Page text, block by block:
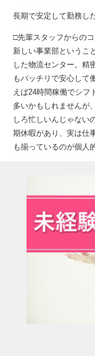
長期で安定して勤務し
□先輩スタッフからのコ
新しい事業部というこ
した物流センター。精
もバッチリで安心して
えば24時間稼働でシフ
多いかもしれませんが
しろ忙しいんじゃない
期休暇があり、実は仕
も揃っているのが個人